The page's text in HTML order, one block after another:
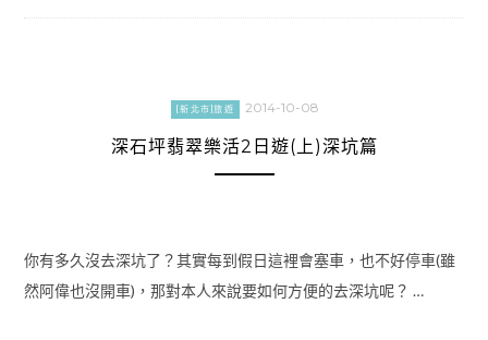
[新北市]旅遊 2014-10-08
深石坪翡翠樂活2日遊(上)深坑篇
你有多久沒去深坑了？其實每到假日這裡會塞車，也不好停車(雖
然阿偉也沒開車)，那對本人來說要如何方便的去深坑呢？ …